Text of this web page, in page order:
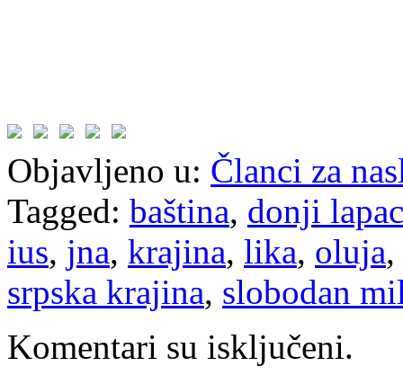
Objavljeno u: Članci za
Tagged: baština, donji lapac
ius, jna, krajina, lika, oluja,
srpska krajina, slobodan
Komentari su isključeni.